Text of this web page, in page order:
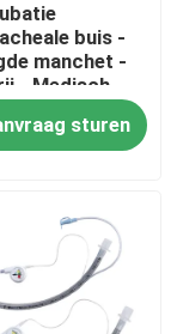
buis -
manchet -
- Medisch
sturen